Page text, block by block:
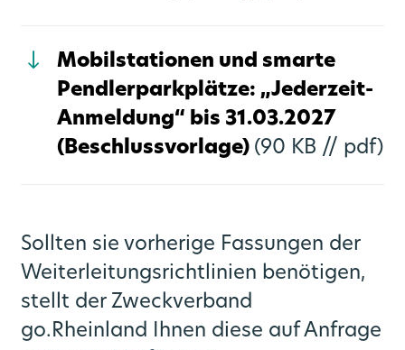
Mobilstationen und smarte
Pendlerparkplätze: „Jederzeit-
Anmeldung“ bis 31.03.2027
(Beschlussvorlage) (90 KB // pdf)
Sollten sie vorherige Fassungen der
Weiterleitungsrichtlinien benötigen,
stellt der Zweckverband
go.Rheinland Ihnen diese auf Anfrage